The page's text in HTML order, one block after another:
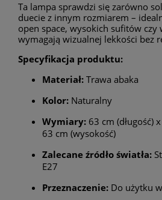
Ta lampa sprawdzi się zarówno
duecie z innym rozmiarem –
open space, wysokich sufitów czy
wymagają wizualnej lekkości bez
Specyfikacja produktu:
Materiał: Trawa abaka
Kolor: Naturalny
Wymiary: 63 cm (długość)
63 cm (wysokość)
Zalecane źródło światła:
E27
Przeznaczenie: Do użytku